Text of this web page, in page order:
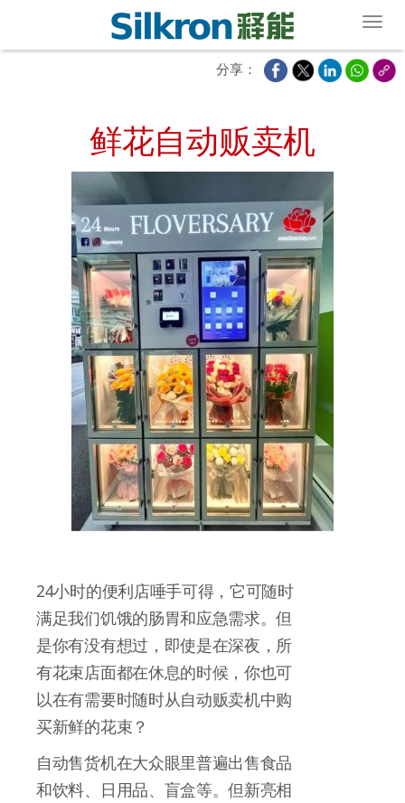
分享：
鲜花自动贩卖机
24小时的便利店唾手可得，它可随时
满足我们饥饿的肠胃和应急需求。但
是你有没有想过，即使是在深夜，所
有花束店面都在休息的时候，你也可
以在有需要时随时从自动贩卖机中购
买新鲜的花束？
自动售货机在大众眼里普遍出售食品
和饮料、日用品、盲盒等。但新亮相